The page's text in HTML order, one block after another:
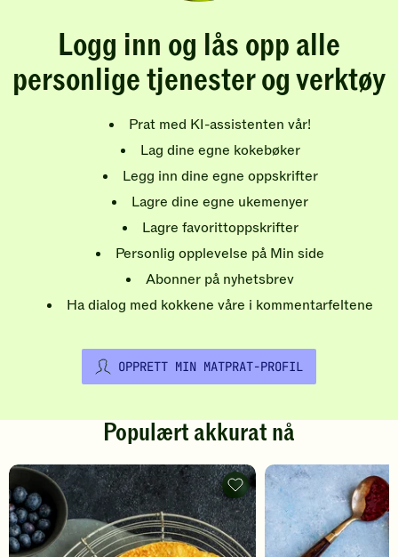
Logg inn og lås opp alle
personlige tjenester og verktøy
Prat med KI-assistenten vår!
Lag dine egne kokebøker
Legg inn dine egne oppskrifter
Lagre dine egne ukemenyer
Lagre favorittoppskrifter
Personlig opplevelse på Min side
Abonner på nyhetsbrev
Ha dialog med kokkene våre i kommentarfeltene
OPPRETT MIN MATPRAT-PROFIL
Populært akkurat nå
Pannekaker
-
legg
til
favoritter